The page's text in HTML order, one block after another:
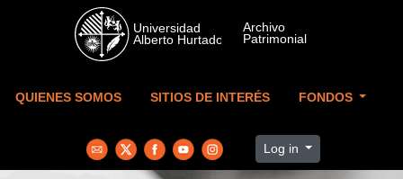
Skip to main content
QUIENES SOMOS SITIOS DE INTERÉS FONDOS
Log in